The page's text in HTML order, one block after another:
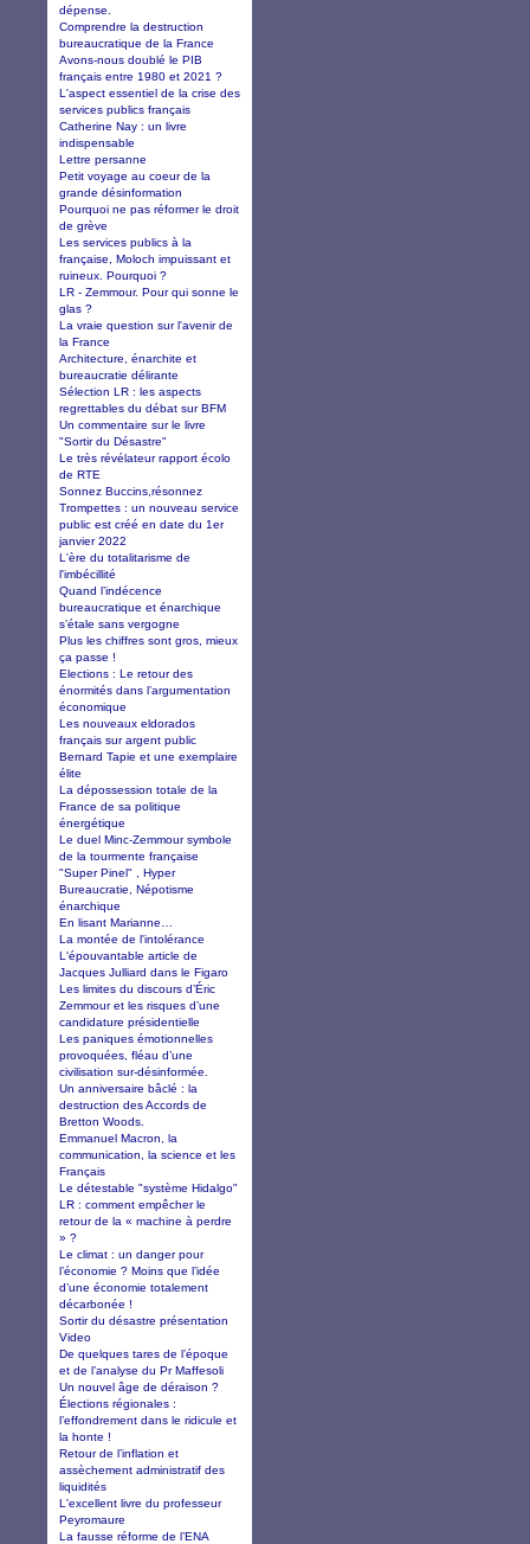
dépense.
Comprendre la destruction
bureaucratique de la France
Avons-nous doublé le PIB
français entre 1980 et 2021 ?
L'aspect essentiel de la crise des
services publics français
Catherine Nay : un livre
indispensable
Lettre persanne
Petit voyage au coeur de la
grande désinformation
Pourquoi ne pas réformer le droit
de grève
Les services publics à la
française, Moloch impuissant et
ruineux. Pourquoi ?
LR - Zemmour. Pour qui sonne le
glas ?
La vraie question sur l'avenir de
la France
Architecture, énarchite et
bureaucratie délirante
Sélection LR : les aspects
regrettables du débat sur BFM
Un commentaire sur le livre
"Sortir du Désastre"
Le très révélateur rapport écolo
de RTE
Sonnez Buccins,résonnez
Trompettes : un nouveau service
public est créé en date du 1er
janvier 2022
L'ère du totalitarisme de
l'imbécillité
Quand l’indécence
bureaucratique et énarchique
s’étale sans vergogne
Plus les chiffres sont gros, mieux
ça passe !
Elections : Le retour des
énormités dans l’argumentation
économique
Les nouveaux eldorados
français sur argent public
Bernard Tapie et une exemplaire
élite
La dépossession totale de la
France de sa politique
énergétique
Le duel Minc-Zemmour symbole
de la tourmente française
"Super Pinel" , Hyper
Bureaucratie, Népotisme
énarchique
En lisant Marianne…
La montée de l'intolérance
L'épouvantable article de
Jacques Julliard dans le Figaro
Les limites du discours d’Éric
Zemmour et les risques d’une
candidature présidentielle
Les paniques émotionnelles
provoquées, fléau d’une
civilisation sur-désinformée.
Un anniversaire bâclé : la
destruction des Accords de
Bretton Woods.
Emmanuel Macron, la
communication, la science et les
Français
Le détestable "système Hidalgo"
LR : comment empêcher le
retour de la « machine à perdre
» ?
Le climat : un danger pour
l’économie ? Moins que l’idée
d’une économie totalement
décarbonée !
Sortir du désastre présentation
Video
De quelques tares de l’époque
et de l’analyse du Pr Maffesoli
Un nouvel âge de déraison ?
Élections régionales :
l’effondrement dans le ridicule et
la honte !
Retour de l’inflation et
assèchement administratif des
liquidités
L'excellent livre du professeur
Peyromaure
La fausse réforme de l’ENA